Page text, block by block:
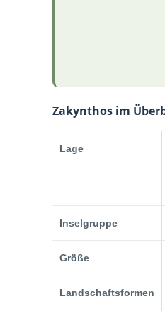
Zakynthos im
Lage
Inselgruppe
Größe
Landschaftsformen